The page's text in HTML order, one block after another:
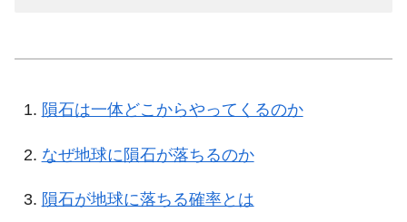
隕石は一体どこからやってくるのか
なぜ地球に隕石が落ちるのか
隕石が地球に落ちる確率とは